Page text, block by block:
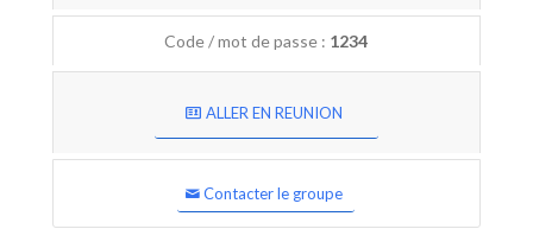
Code / mot de passe : 1234
ALLER EN REUNION
Contacter le groupe